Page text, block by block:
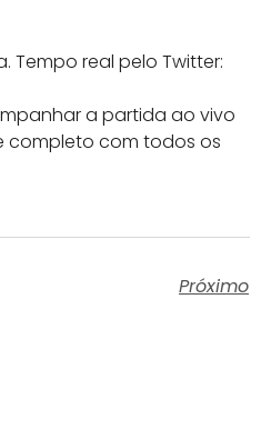
Tempo real pelo Twitter:
a partida ao vivo
completo com todos os
Próximo